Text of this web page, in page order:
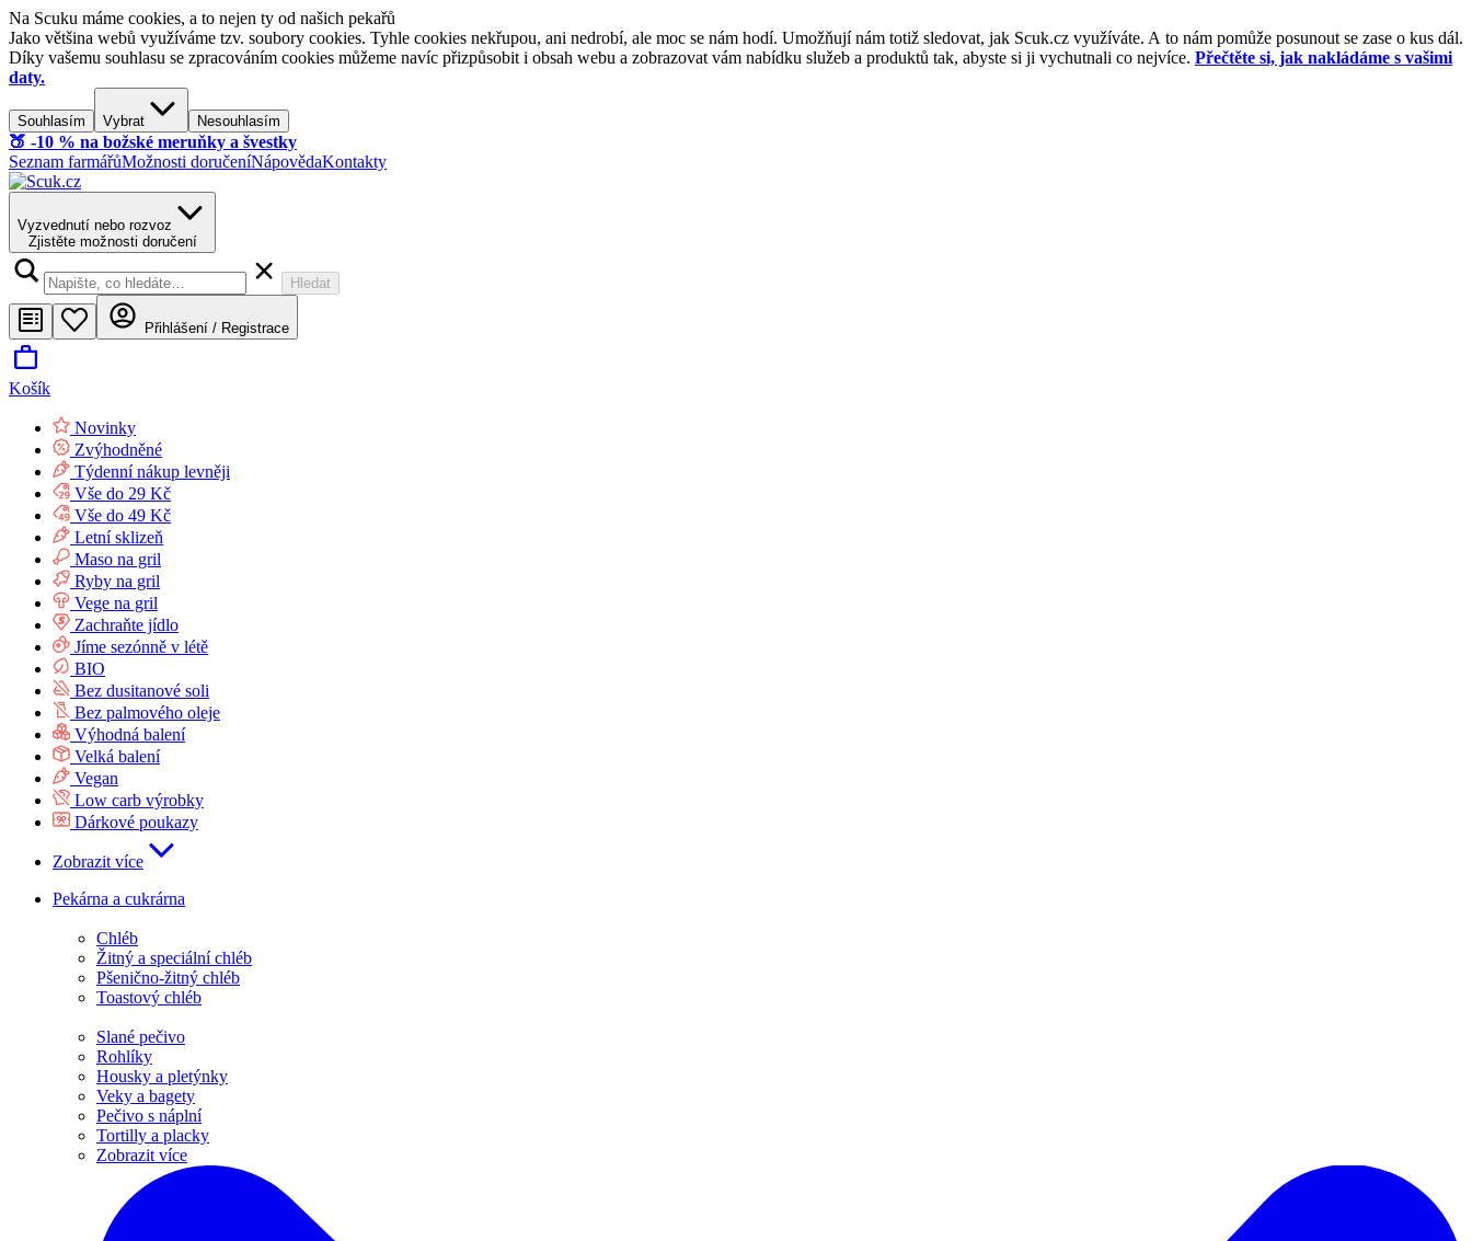
Na Scuku máme cookies, a to nejen ty od našich pekařů
Jako většina webů využíváme tzv. soubory cookies. Tyhle cookies nekřupou, ani nedrobí, ale moc se nám hodí. Umožňují nám totiž sledovat, jak Scuk.cz využíváte. A to nám pomůže posunout se zase o kus dál.
Díky vašemu souhlasu se zpracováním cookies můžeme navíc přizpůsobit i obsah webu a zobrazovat vám nabídku služeb a produktů tak, abyste si ji vychutnali co nejvíce. Přečtěte si, jak nakládáme s vašimi
daty.
Souhlasím Vybrat Nesouhlasím
🍑​ -10 % na božské meruňky a švestky
Seznam farmářůMožnosti doručeníNápovědaKontakty
Vyzvednutí nebo rozvoz
Zjistěte možnosti doručení
Hledat
Přihlášení / Registrace
Košík
Novinky
Zvýhodněné
Týdenní nákup levněji
Vše do 29 Kč
Vše do 49 Kč
Letní sklizeň
Maso na gril
Ryby na gril
Vege na gril
Zachraňte jídlo
Jíme sezónně v létě
BIO
Bez dusitanové soli
Bez palmového oleje
Výhodná balení
Velká balení
Vegan
Low carb výrobky
Dárkové poukazy
Zobrazit více
Pekárna a cukrárna
Chléb
Žitný a speciální chléb
Pšenično-žitný chléb
Toastový chléb
Slané pečivo
Rohlíky
Housky a pletýnky
Veky a bagety
Pečivo s náplní
Tortilly a placky
Zobrazit více